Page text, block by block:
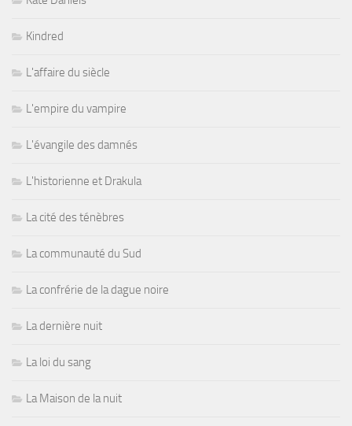
Kindred
L'affaire du siècle
L'empire du vampire
L'évangile des damnés
L'historienne et Drakula
La cité des ténèbres
La communauté du Sud
La confrérie de la dague noire
La dernière nuit
La loi du sang
La Maison de la nuit